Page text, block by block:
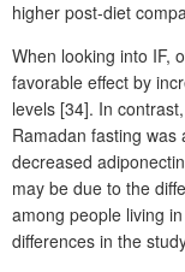
higher post-diet
When looking into IF,
favorable effect by
levels [34]. In
Ramadan fasting was
decreased
may be due to the
among people living
differences in the